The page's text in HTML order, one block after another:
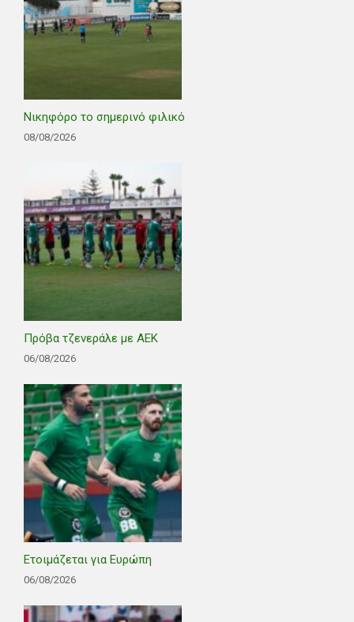
Νικηφόρο το σημερινό φιλικό
08/08/2026
Πρόβα τζενεράλε με ΑΕΚ
06/08/2026
Ετοιμάζεται για Ευρώπη
06/08/2026